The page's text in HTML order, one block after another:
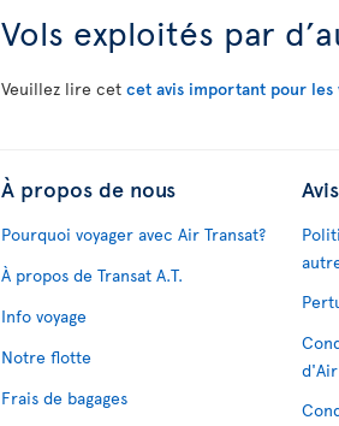
Vols exploités par
Veuillez lire cet cet avis important pour
À propos de nous
Pourquoi voyager avec Air Transat?
À propos de Transat A.T.
Info voyage
Notre flotte
Frais de bagages